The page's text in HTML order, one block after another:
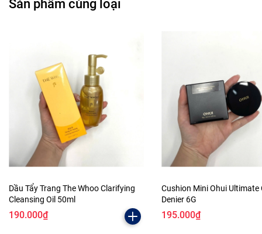
Sản phẩm cùng loại
Dầu Tẩy Trang The Whoo Clarifying
Cleansing Oil 50ml
190.000₫
Cushion Mini Ohui Ultimate
Denier 6G
195.000₫